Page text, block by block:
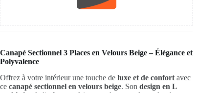
Canapé Sectionnel 3 Places en Velours Beige – Élégance et
Polyvalence
Offrez à votre intérieur une touche de luxe et de confort avec
ce canapé sectionnel en velours beige. Son design en L